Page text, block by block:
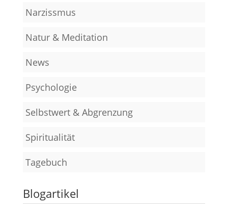
Narzissmus
Natur & Meditation
News
Psychologie
Selbstwert & Abgrenzung
Spiritualität
Tagebuch
Blogartikel